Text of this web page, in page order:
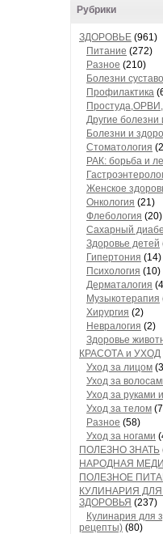
Рубрики
ЗДОРОВЬЕ (961)
Питание (272)
Разное (210)
Болезни
Профилактика
Другие болезни
Болезни и
Стоматология
РАК: борьба и
Женское
Онкология (21)
Флебология (20)
Сахарный
Здоровье детей
Гипертония (14)
Психология (10)
Дерматалогия
Музыкотерапия
Хирургия (2)
Невралогия (2)
Здоровье
КРАСОТА и УХОД
Уход за лицом
Уход за
Уход за руками
Уход за телом
Разное (58)
Уход за ногами
ПОЛЕЗНО ЗНАТЬ
НАРОДНАЯ
ПОЛЕЗНОЕ
КУЛИНАРИЯ
ЗДОРОВЬЯ (237)
Кулинария для
рецепты) (80)